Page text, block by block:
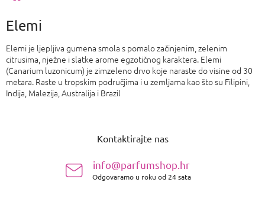
Elemi
Elemi je ljepljiva gumena smola s pomalo začinjenim, zelenim
citrusima, nježne i slatke arome egzotičnog karaktera. Elemi
(Canarium luzonicum) je zimzeleno drvo koje naraste do visine od 30
metara. Raste u tropskim područjima i u zemljama kao što su Filipini,
Indija, Malezija, Australija i Brazil
Kontaktirajte nas
info@parfumshop.hr
Odgovaramo u roku od 24 sata